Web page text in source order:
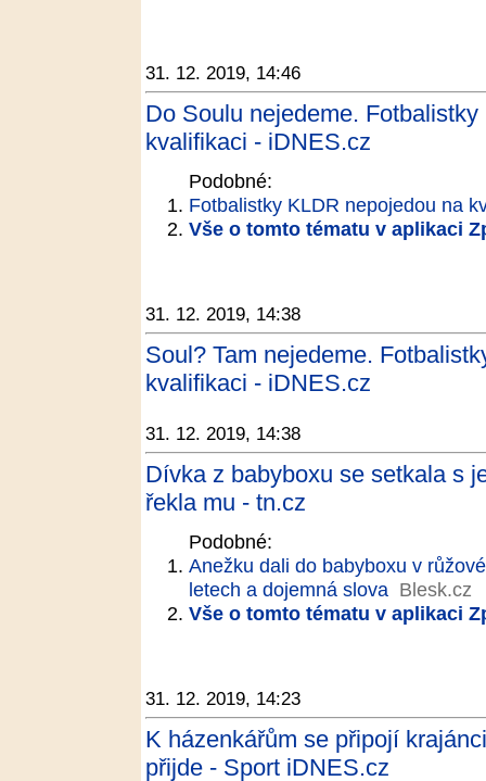
31. 12. 2019, 14:46
Do Soulu nejedeme.
kvalifikaci - iDNES.cz
Podobné:
Fotbalistky KLDR nepojedou na
Vše o tomto tématu v aplikaci
31. 12. 2019, 14:38
Soul? Tam nejedeme.
kvalifikaci - iDNES.cz
31. 12. 2019, 14:38
Dívka z babyboxu se setkala s
řekla mu - tn.cz
Podobné:
Anežku dali do babyboxu v
letech a dojemná slova Blesk.cz
Vše o tomto tématu v aplikaci
31. 12. 2019, 14:23
K házenkářům se připojí
přijde - Sport iDNES.cz